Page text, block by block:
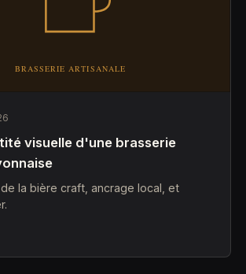
visuelle d'une brasserie
la bière craft, ancrage local, et